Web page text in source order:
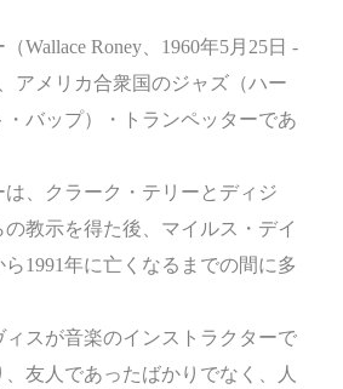
Wallace Roney、1960年5月25日 -
アメリカ合衆国のジャズ（ハー
・バップ）・トランペッターであ
、クラーク・テリーとディジ
教示を得た後、マイルス・デイ
ら1991年に亡くなるまでの間に多
ィスが音楽のインストラクターで
友人であったばかりでなく、人